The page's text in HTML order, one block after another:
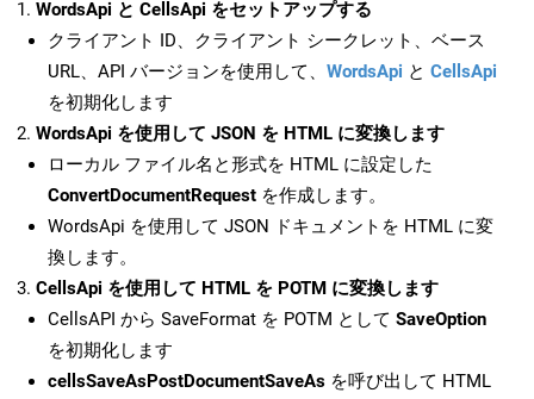
WordsApi と CellsApi をセットアップする
クライアント ID、クライアント シークレット、ベース
URL、API バージョンを使用して、 WordsApi と CellsApi
を初期化します
WordsApi を使用して JSON を HTML に変換します
ローカル ファイル名と形式を HTML に設定した
ConvertDocumentRequest を作成します。
WordsApi を使用して JSON ドキュメントを HTML に変
換します。
CellsApi を使用して HTML を POTM に変換します
CellsAPI から SaveFormat を POTM として SaveOption
を初期化します
cellsSaveAsPostDocumentSaveAs を呼び出して HTML